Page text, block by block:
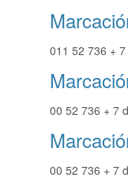
011 52 736 +
00 52 736 + 7
00 52 736 + 7